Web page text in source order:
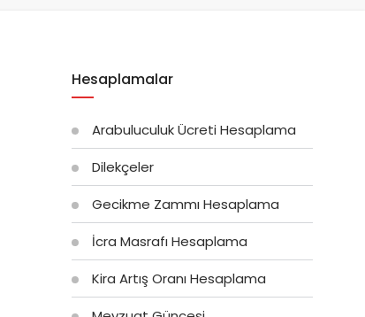
Hesaplamalar
Arabuluculuk Ücreti Hesaplama
Dilekçeler
Gecikme Zammı Hesaplama
İcra Masrafı Hesaplama
Kira Artış Oranı Hesaplama